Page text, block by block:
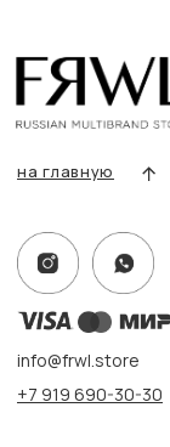
Покупателям
Условия возврата/обмена
Контакты, реквизиты
Информация
Политика
г. Казань, ул.
Адрес:
г. Казань, ул. Проспект
ПН-ВС с 10:00 до 22:00
Сертификаты